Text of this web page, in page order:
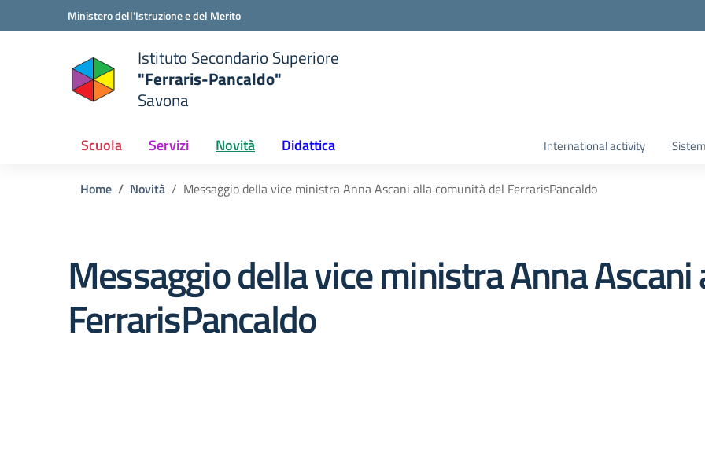
Vai ai contenuti
Vai al menu di navigazioneMinistero dell'Istruzione e del Merito
Istituto Secondario Superiore
"Ferraris-Pancaldo"
Savona
Scuola Servizi Novità Didattica International activity
Home Novità Messaggio della vice ministra Anna Ascani alla comunità del FerrarisPancaldo
Messaggio della vice ministra Anna
FerrarisPancaldo